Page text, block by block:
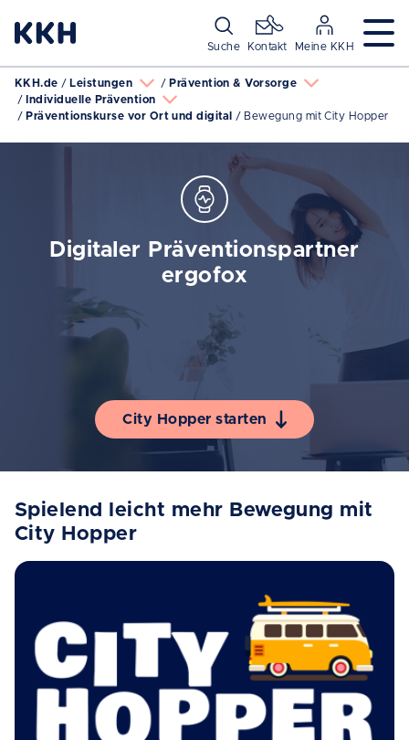
Suche Kontakt Meine KKH
KKH.de Leistungen
Prävention & Vorsorge
Individuelle Prävention
Präventionskurse vor Ort und digital
Bewegung mit City Hopper
Digitaler Präventionspartner
ergofox
City Hopper starten
Spielend leicht mehr Bewegung mit
City Hopper